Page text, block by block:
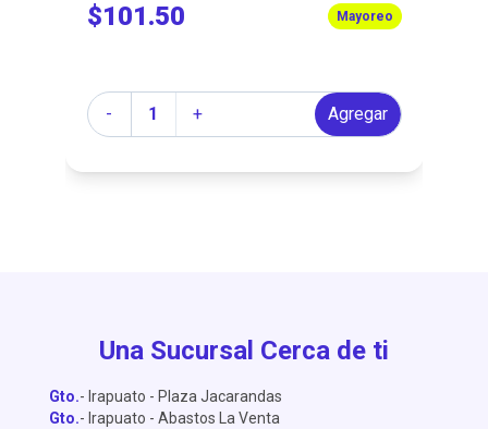
$101.50 Mayoreo
-
Cantidad + Agregar
Una Sucursal Cerca de ti
Gto.- Irapuato - Plaza Jacarandas
Gto.- Irapuato - Abastos La Venta